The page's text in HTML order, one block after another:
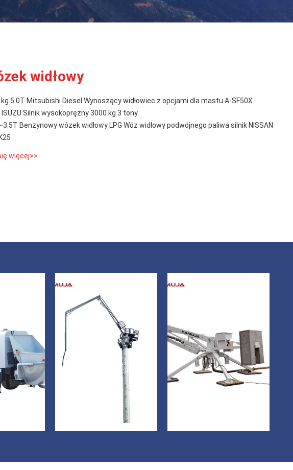
widłowy
kg 5.0T Mitsubishi Diesel Wynoszący widłowiec z opcjami dla mastu A-SF50X
ISUZU Silnik wysokoprężny 3000 kg 3 tony
Benzynowy wózek widłowy LPG Wóz widłowy podwójnego paliwa silnik NISSAN
więcej>>